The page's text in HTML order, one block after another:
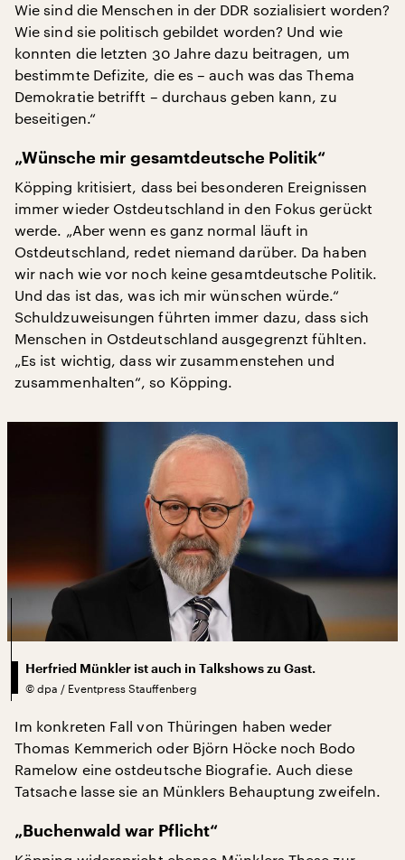
Wie sind die Menschen in der DDR sozialisiert worden?
Wie sind sie politisch gebildet worden? Und wie
konnten die letzten 30 Jahre dazu beitragen, um
bestimmte Defizite, die es – auch was das Thema
Demokratie betrifft – durchaus geben kann, zu
beseitigen.“
„Wünsche mir gesamtdeutsche Politik“
Köpping kritisiert, dass bei besonderen Ereignissen
immer wieder Ostdeutschland in den Fokus gerückt
werde. „Aber wenn es ganz normal läuft in
Ostdeutschland, redet niemand darüber. Da haben
wir nach wie vor noch keine gesamtdeutsche Politik.
Und das ist das, was ich mir wünschen würde.“
Schuldzuweisungen führten immer dazu, dass sich
Menschen in Ostdeutschland ausgegrenzt fühlten.
„Es ist wichtig, dass wir zusammenstehen und
zusammenhalten“, so Köpping.
Herfried Münkler ist auch in Talkshows zu Gast.
© dpa / Eventpress Stauffenberg
Im konkreten Fall von Thüringen haben weder
Thomas Kemmerich oder Björn Höcke noch Bodo
Ramelow eine ostdeutsche Biografie. Auch diese
Tatsache lasse sie an Münklers Behauptung zweifeln.
„Buchenwald war Pflicht“